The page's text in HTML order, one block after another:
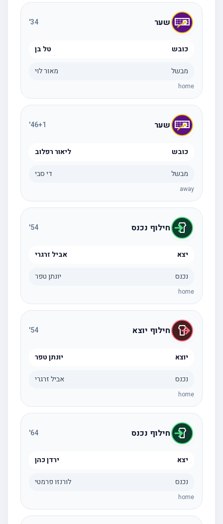
שער 34
'
כובש טל בן
מבשל מאור לוי
home
שער 46+1
'
כובש ליאור רפלוב
מבשל די סבי
away
חילוף נכנס 54
'
יצא אביל זרגרי
נכנס יונתן טפר
home
חילוף יוצא 54
'
יוצא יונתן טפר
נכנס אביל זרגרי
home
חילוף נכנס 64
'
יצא ירדן כהן
נכנס לורנזו פרמטי
home